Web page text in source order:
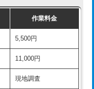
16,500円+材料費
13,200円+材料費
16,500円+材料費
作業料金
5,500円
11,000円
現地調査